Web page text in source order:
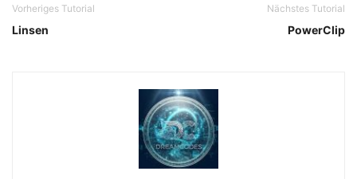
Vorheriges Tutorial
Linsen
Nächstes Tutorial
PowerClip